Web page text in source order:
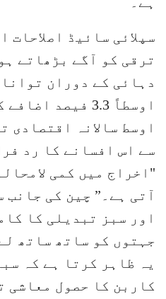
سپلائی سائیڈ اصلاحات
ترقی کو آگے بڑھاتے
دہائی کے دوران
اوسط سالانہ اقتصادی
سے اس افسانے کا رد
"اخراج میں کمی
آتی ہے۔” چین کی جانب
اور سبز تبدیلی کا
جہتوں کو ساتھ ساتھ
یہ ظاہر کرتا ہے کہ
کاربن کا حصول معاشی